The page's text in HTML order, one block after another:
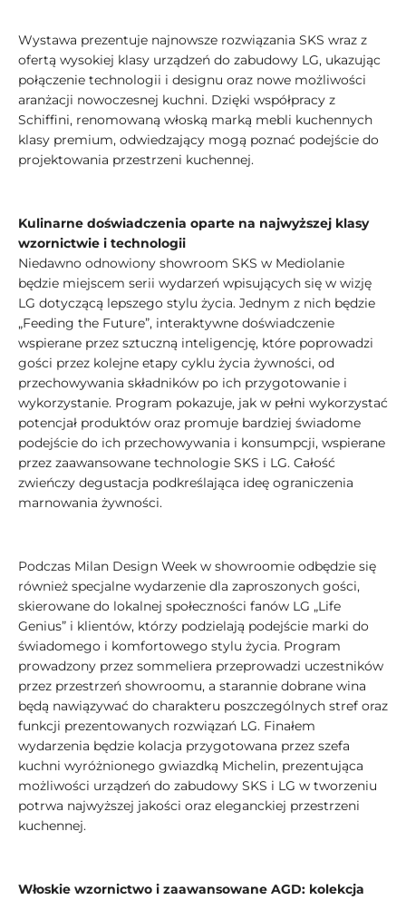
Wystawa prezentuje najnowsze rozwiązania SKS wraz z
ofertą wysokiej klasy urządzeń do zabudowy LG, ukazując
połączenie technologii i designu oraz nowe możliwości
aranżacji nowoczesnej kuchni. Dzięki współpracy z
Schiffini, renomowaną włoską marką mebli kuchennych
klasy premium, odwiedzający mogą poznać podejście do
projektowania przestrzeni kuchennej.
Kulinarne doświadczenia oparte na najwyższej klasy
wzornictwie i technologii
Niedawno odnowiony showroom SKS w Mediolanie
będzie miejscem serii wydarzeń wpisujących się w wizję
LG dotyczącą lepszego stylu życia. Jednym z nich będzie
„Feeding the Future”, interaktywne doświadczenie
wspierane przez sztuczną inteligencję, które poprowadzi
gości przez kolejne etapy cyklu życia żywności, od
przechowywania składników po ich przygotowanie i
wykorzystanie. Program pokazuje, jak w pełni wykorzystać
potencjał produktów oraz promuje bardziej świadome
podejście do ich przechowywania i konsumpcji, wspierane
przez zaawansowane technologie SKS i LG. Całość
zwieńczy degustacja podkreślająca ideę ograniczenia
marnowania żywności.
Podczas Milan Design Week w showroomie odbędzie się
również specjalne wydarzenie dla zaproszonych gości,
skierowane do lokalnej społeczności fanów LG „Life
Genius” i klientów, którzy podzielają podejście marki do
świadomego i komfortowego stylu życia. Program
prowadzony przez sommeliera przeprowadzi uczestników
przez przestrzeń showroomu, a starannie dobrane wina
będą nawiązywać do charakteru poszczególnych stref oraz
funkcji prezentowanych rozwiązań LG. Finałem
wydarzenia będzie kolacja przygotowana przez szefa
kuchni wyróżnionego gwiazdką Michelin, prezentująca
możliwości urządzeń do zabudowy SKS i LG w tworzeniu
potrwa najwyższej jakości oraz eleganckiej przestrzeni
kuchennej.
Włoskie wzornictwo i zaawansowane AGD: kolekcja